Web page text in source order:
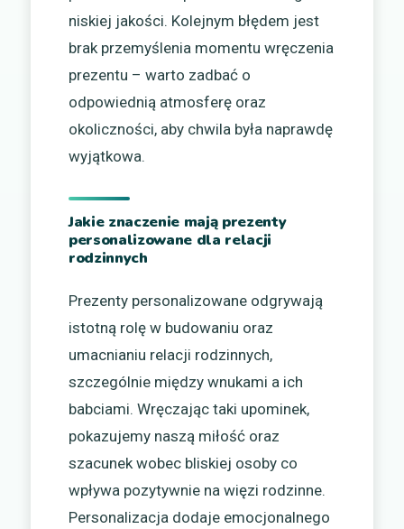
niskiej jakości. Kolejnym błędem jest
brak przemyślenia momentu wręczenia
prezentu – warto zadbać o
odpowiednią atmosferę oraz
okoliczności, aby chwila była naprawdę
wyjątkowa.
Jakie znaczenie mają prezenty
personalizowane dla relacji
rodzinnych
Prezenty personalizowane odgrywają
istotną rolę w budowaniu oraz
umacnianiu relacji rodzinnych,
szczególnie między wnukami a ich
babciami. Wręczając taki upominek,
pokazujemy naszą miłość oraz
szacunek wobec bliskiej osoby co
wpływa pozytywnie na więzi rodzinne.
Personalizacja dodaje emocjonalnego